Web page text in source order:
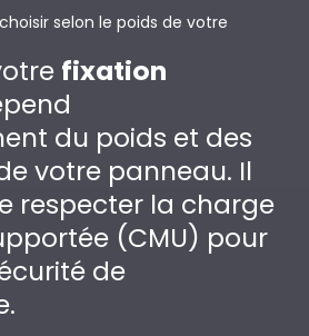
selon le poids de votre
fixation
du poids et des
votre panneau. Il
respecter la charge
(CMU) pour
de